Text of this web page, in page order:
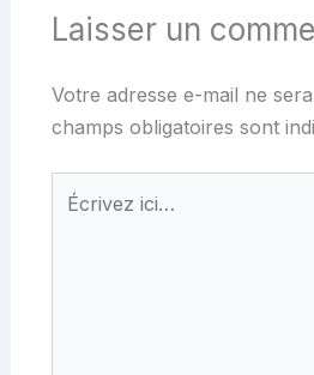
Laisser un
Votre adresse e-mail ne
champs obligatoires sont
Écrivez